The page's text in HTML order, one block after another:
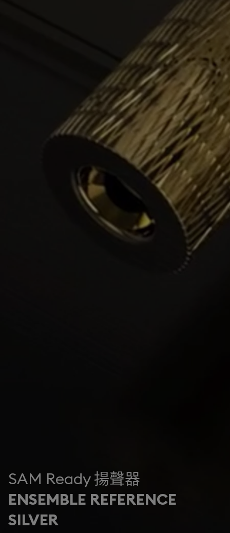
SAM Ready 揚聲器
ENSEMBLE REFERENCE
SILVER